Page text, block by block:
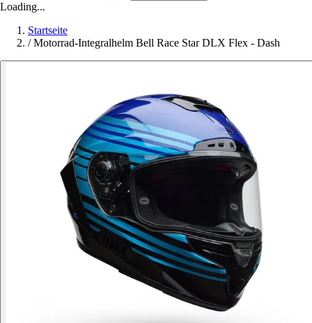
Loading...
Startseite
/ Motorrad-Integralhelm Bell Race Star DLX Flex - Dash